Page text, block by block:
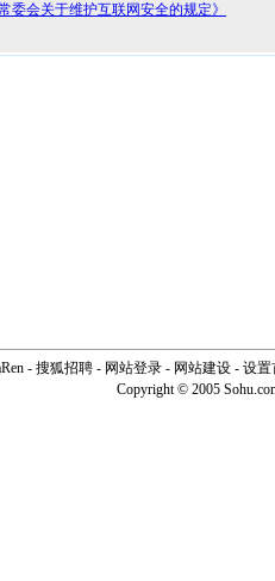
委会关于维护互联网安全的规定》
- 搜狐招聘 - 网站登录 - 网站建设 - 设置
Copyright © 2005